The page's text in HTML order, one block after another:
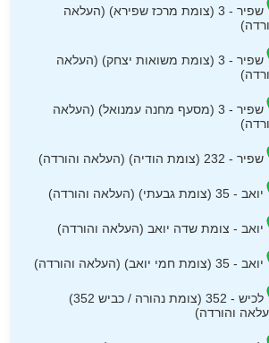
שפיר - 3 (צומת מרכז שפירא) (העלאה
שפיר - 3 (צומת משואות יצחק) (העלאה
שפיר - 3 (מסעף מחנה עמנואל) (העלאה
שפיר - 232 (צומת הודיה) (העלאה והורדה)
יואב - 35 (צומת גבעתי) (העלאה והורדה)
יואב - צומת שדה יואב (העלאה והורדה)
יואב - 35 (צומת חמי יואב) (העלאה והורדה)
לכיש - 352 (צומת נהורה / כביש 352)
והורדה)